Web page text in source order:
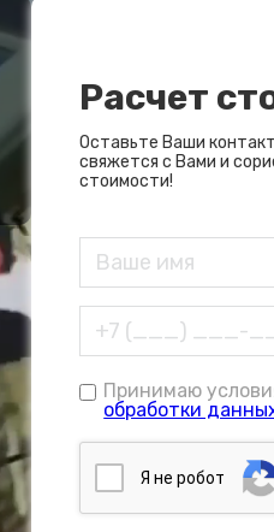
Расчет
Оставьте Ваши
свяжется с Вами и
стоимости!
Принимаю
обработки
Я нe poбoт